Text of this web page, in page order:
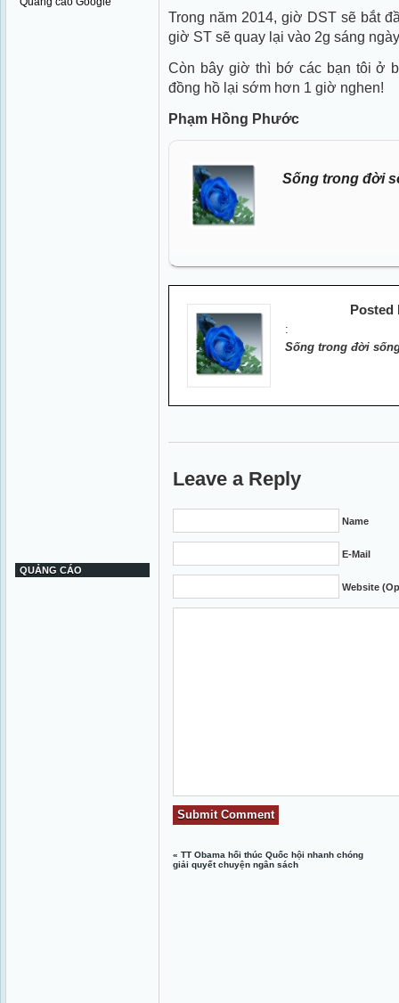
QUẢNG CÁO
Trong năm 2014, giờ DST sẽ bắt
giờ ST sẽ quay lại vào 2g sáng
Còn bây giờ thì bớ các bạn tôi ở
đồng hồ lại sớm hơn 1 giờ nghen!
Phạm Hồng Phước
Sống trong đời
Posted
:
Sống trong đời
Leave a Reply
Name
E-Mail
Website
«TT Obama hối thúc Quốc hội nhanh chóng
giải quyết chuyện ngân sách